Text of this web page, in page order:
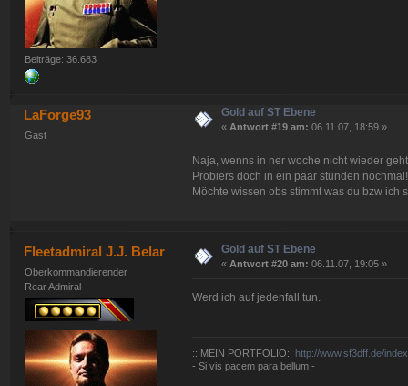
Beiträge: 36.683
LaForge93
Gast
Gold auf ST Ebene
« Antwort #19 am: 06.11.07, 18:59 »
Naja, wenns in ner woche nicht wieder
Probiers doch in ein paar stunden nochmal!
Möchte wissen obs stimmt was du bzw ich
Fleetadmiral J.J. Belar
Oberkommandierender
Rear Admiral
Gold auf ST Ebene
« Antwort #20 am: 06.11.07, 19:05 »
Werd ich auf jedenfall tun.
:: MEIN PORTFOLIO:: http://www.sf3dff.de/
- Si vis pacem para bellum -